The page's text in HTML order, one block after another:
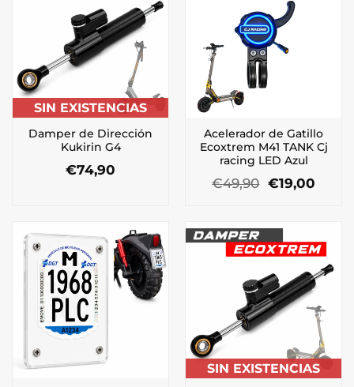
SIN EXISTENCIAS
Damper de Dirección
Kukirin G4
€74,90
Acelerador de Gatillo
Ecoxtrem M41 TANK Cj
racing LED Azul
€49,90 El
precio
€19,00El
SIN EXISTENCIAS